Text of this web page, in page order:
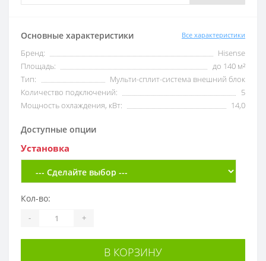
Основные характеристики Все характеристики
Бренд:
Hisense
Площадь:
до 140 м²
Тип:
Мульти-сплит-система внешний блок
Количество подключений:
5
Мощность охлаждения, кВт:
14,0
Доступные опции
Установка
Кол-во:
- +
В КОРЗИНУ